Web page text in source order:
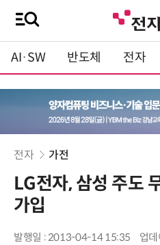
AI·SW 반도체 전자
전자 가전
LG전자, 삼성 주도
가입
발행일 : 2013-04-14 15:35
업